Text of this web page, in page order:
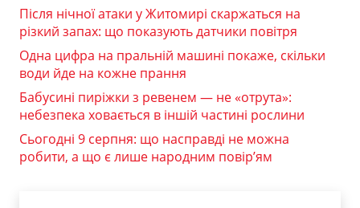
Після нічної атаки у Житомирі скаржаться на
різкий запах: що показують датчики повітря
Одна цифра на пральній машині покаже, скільки
води йде на кожне прання
Бабусині пиріжки з ревенем — не «отрута»:
небезпека ховається в іншій частині рослини
Сьогодні 9 серпня: що насправді не можна
робити, а що є лише народним повір’ям